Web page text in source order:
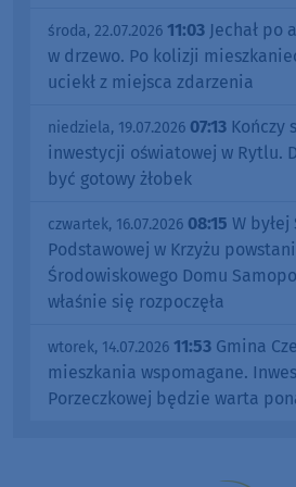
środa, 22.07.2026 11:03 Jechał po
w drzewo. Po kolizji
uciekł z miejsca zdarzenia
niedziela, 19.07.2026 07:13 Kończy
inwestycji oświatowej w Rytlu.
być gotowy żłobek
czwartek, 16.07.2026 08:15 W byłej
Podstawowej w Krzyżu
Środowiskowego Domu
właśnie się rozpoczęła
wtorek, 14.07.2026 11:53 Gmina
mieszkania wspomagane.
Porzeczkowej będzie warta